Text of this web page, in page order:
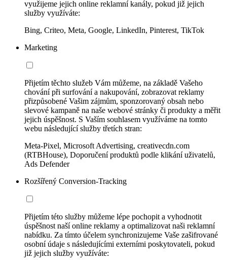
využijeme jejich online reklamní kanály, pokud již jejich
služby využíváte:
Bing, Criteo, Meta, Google, LinkedIn, Pinterest, TikTok
Marketing
Přijetím těchto služeb Vám můžeme, na základě Vašeho
chování při surfování a nakupování, zobrazovat reklamy
přizpůsobené Vašim zájmům, sponzorovaný obsah nebo
slevové kampaně na naše webové stránky či produkty a měřit
jejich úspěšnost. S Vaším souhlasem využíváme na tomto
webu následující služby třetích stran:
Meta-Pixel, Microsoft Advertising, creativecdn.com
(RTBHouse), Doporučení produktů podle klikání uživatelů,
Ads Defender
Rozšířený Conversion-Tracking
Přijetím této služby můžeme lépe pochopit a vyhodnotit
úspěšnost naší online reklamy a optimalizovat naši reklamní
nabídku. Za tímto účelem synchronizujeme Vaše zašifrované
osobní údaje s následujícími externími poskytovateli, pokud
již jejich služby využíváte: